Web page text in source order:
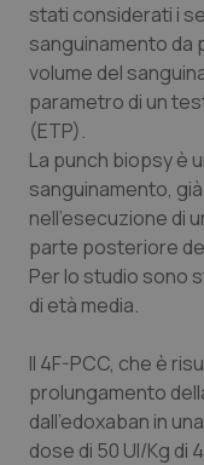
stati considerati i
sanguinamento da
volume del
parametro di un
(ETP).
La punch biopsyè
sanguinamento,
nell’esecuzione di
parte posteriore
Per lo studio sono
di età media.
Il 4F-PCC, che è
prolungamento
dall’edoxaban in
dose di 50 UI/Kg di